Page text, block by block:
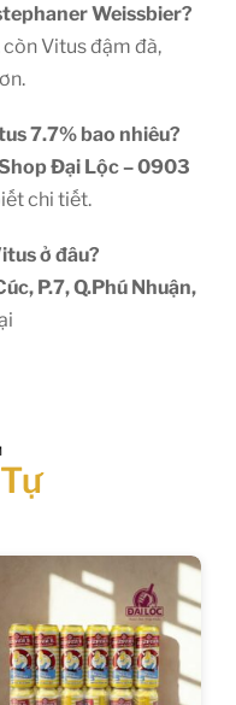
Weissbier?
Vitus đậm đà,
7.7% bao nhiêu?
Đại Lộc – 0903
chi tiết.
ở đâu?
P.7, Q.Phú Nhuận,